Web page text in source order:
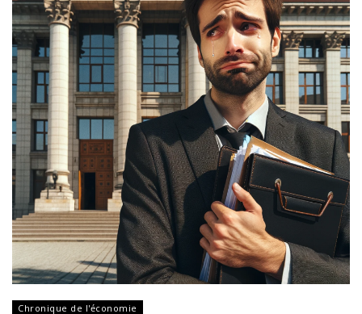
Chronique de l'économie